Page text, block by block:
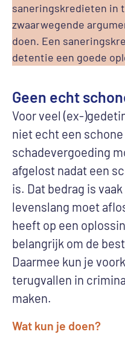
saneringskredieten in
zwaarwegende
doen. Een
detentie een goede
Geen echt
Voor veel (ex-
niet echt een schone
schadevergoeding
afgelost nadat een
is. Dat bedrag is
levenslang moet
heeft op een
belangrijk om de
Daarmee kun je
terugvallen in
maken.
Wat kun je doen?